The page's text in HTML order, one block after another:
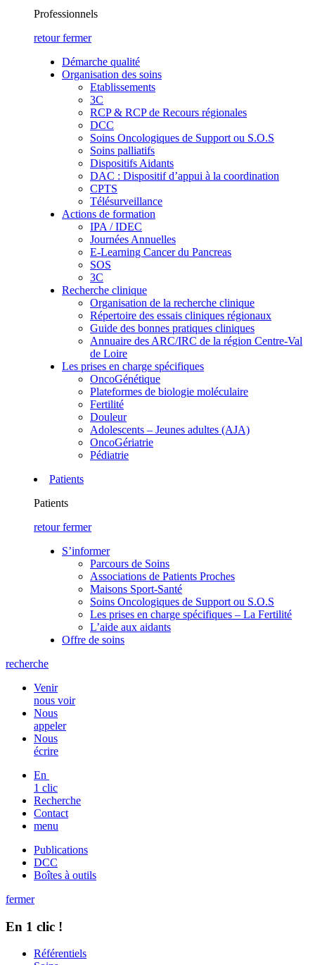
Professionnels
retour fermer
Démarche qualité
Organisation des soins
Etablissements
3C
RCP & RCP de Recours régionales
DCC
Soins Oncologiques de Support ou S.O.S
Soins palliatifs
Dispositifs Aidants
DAC : Dispositif d’appui à la coordination
CPTS
Télésurveillance
Actions de formation
IPA / IDEC
Journées Annuelles
E-Learning Cancer du Pancreas
SOS
3C
Recherche clinique
Organisation de la recherche clinique
Répertoire des essais cliniques régionaux
Guide des bonnes pratiques cliniques
Annuaire des ARC/IRC de la région Centre-Val
de Loire
Les prises en charge spécifiques
OncoGénétique
Plateformes de biologie moléculaire
Fertilité
Douleur
Adolescents – Jeunes adultes (AJA)
OncoGériatrie
Pédiatrie
Patients
Patients
retour fermer
S’informer
Parcours de Soins
Associations de Patients Proches
Maisons Sport-Santé
Soins Oncologiques de Support ou S.O.S
Les prises en charge spécifiques – La Fertilité
L’aide aux aidants
Offre de soins
recherche
Venir
nous voir
Nous
appeler
Nous
écrire
En
1 clic
Recherche
Contact
menu
Publications
DCC
Boîtes à outils
fermer
En 1 clic !
Référentiels